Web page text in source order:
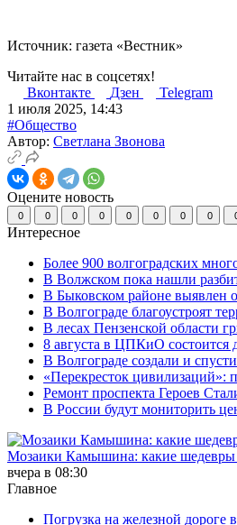
Источник: газета «Вестник»
Читайте нас в соцсетях!
Вконтакте
Дзен
Telegram
1 июля 2025, 14:43
#Общество
Автор: Светлана Звонова
Оцените новость
0 0 0 0 0 0 0 0
Интересное
Более 900 волгоградских
В Волжском пока нашли
В Быковском районе выявлен
В Волгограде благоустроят
В лесах Пензенской области
8 августа в ЦПКиО состоится
В Волгограде создали и
«Перекресток цивилизаций»:
Ремонт проспекта Героев
В России будут мониторить
Мозаики Камышина: какие шедевры
вчера в 08:30
Главное
Погрузка на железной дороге